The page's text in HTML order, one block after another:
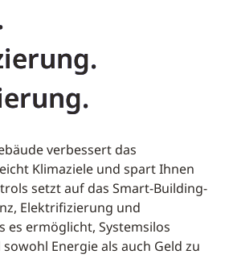
verbessert das
Klimaziele und spart Ihnen
setzt auf das Smart-Building-
Elektrifizierung und
es ermöglicht, Systemsilos
Energie als auch Geld zu